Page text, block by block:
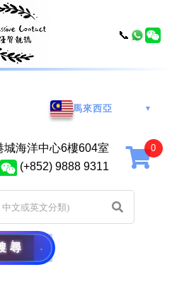
馬來西亞 ▼
城海洋中心6樓604室
(+852) 9888 9311
尋
📞